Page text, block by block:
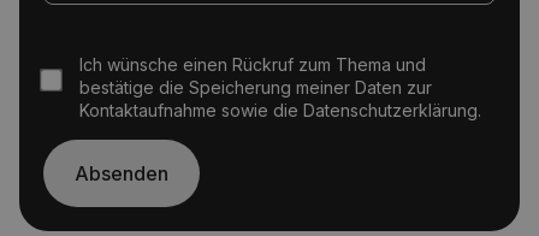
Ich wünsche einen Rückruf zum Thema und
bestätige die Speicherung meiner Daten zur
Kontaktaufnahme sowie die Datenschutzerklärung.